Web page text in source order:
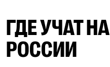
ГДЕ УЧАТ
РОССИИ